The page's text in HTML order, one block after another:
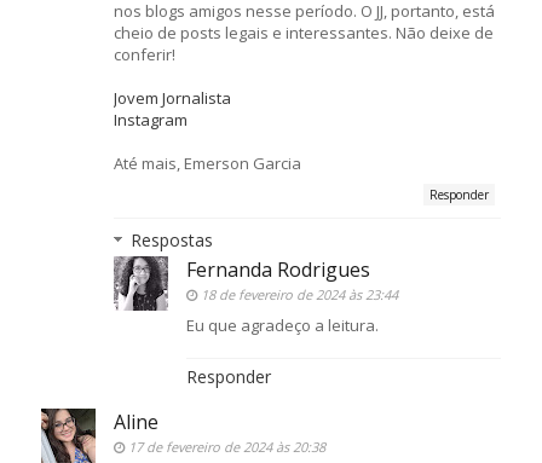
nos blogs amigos nesse período. O JJ, portanto, está
cheio de posts legais e interessantes. Não deixe de
conferir!
Jovem Jornalista
Instagram
Até mais, Emerson Garcia
Responder
Respostas
Fernanda Rodrigues
18 de fevereiro de 2024 às 23:44
Eu que agradeço a leitura.
Responder
Aline
17 de fevereiro de 2024 às 20:38